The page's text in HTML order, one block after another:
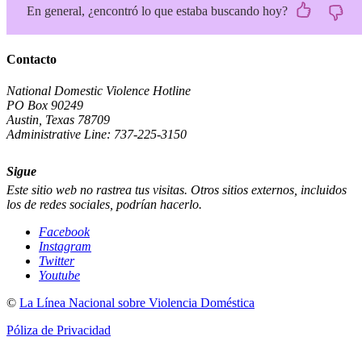
En general, ¿encontró lo que estaba buscando hoy?
Contacto
National Domestic Violence Hotline
PO Box 90249
Austin, Texas 78709
Administrative Line: 737-225-3150
Sigue
Este sitio web no rastrea tus visitas. Otros sitios externos, incluidos
los de redes sociales, podrían hacerlo.
Facebook
Instagram
Twitter
Youtube
© La Línea Nacional sobre Violencia Doméstica
Póliza de Privacidad